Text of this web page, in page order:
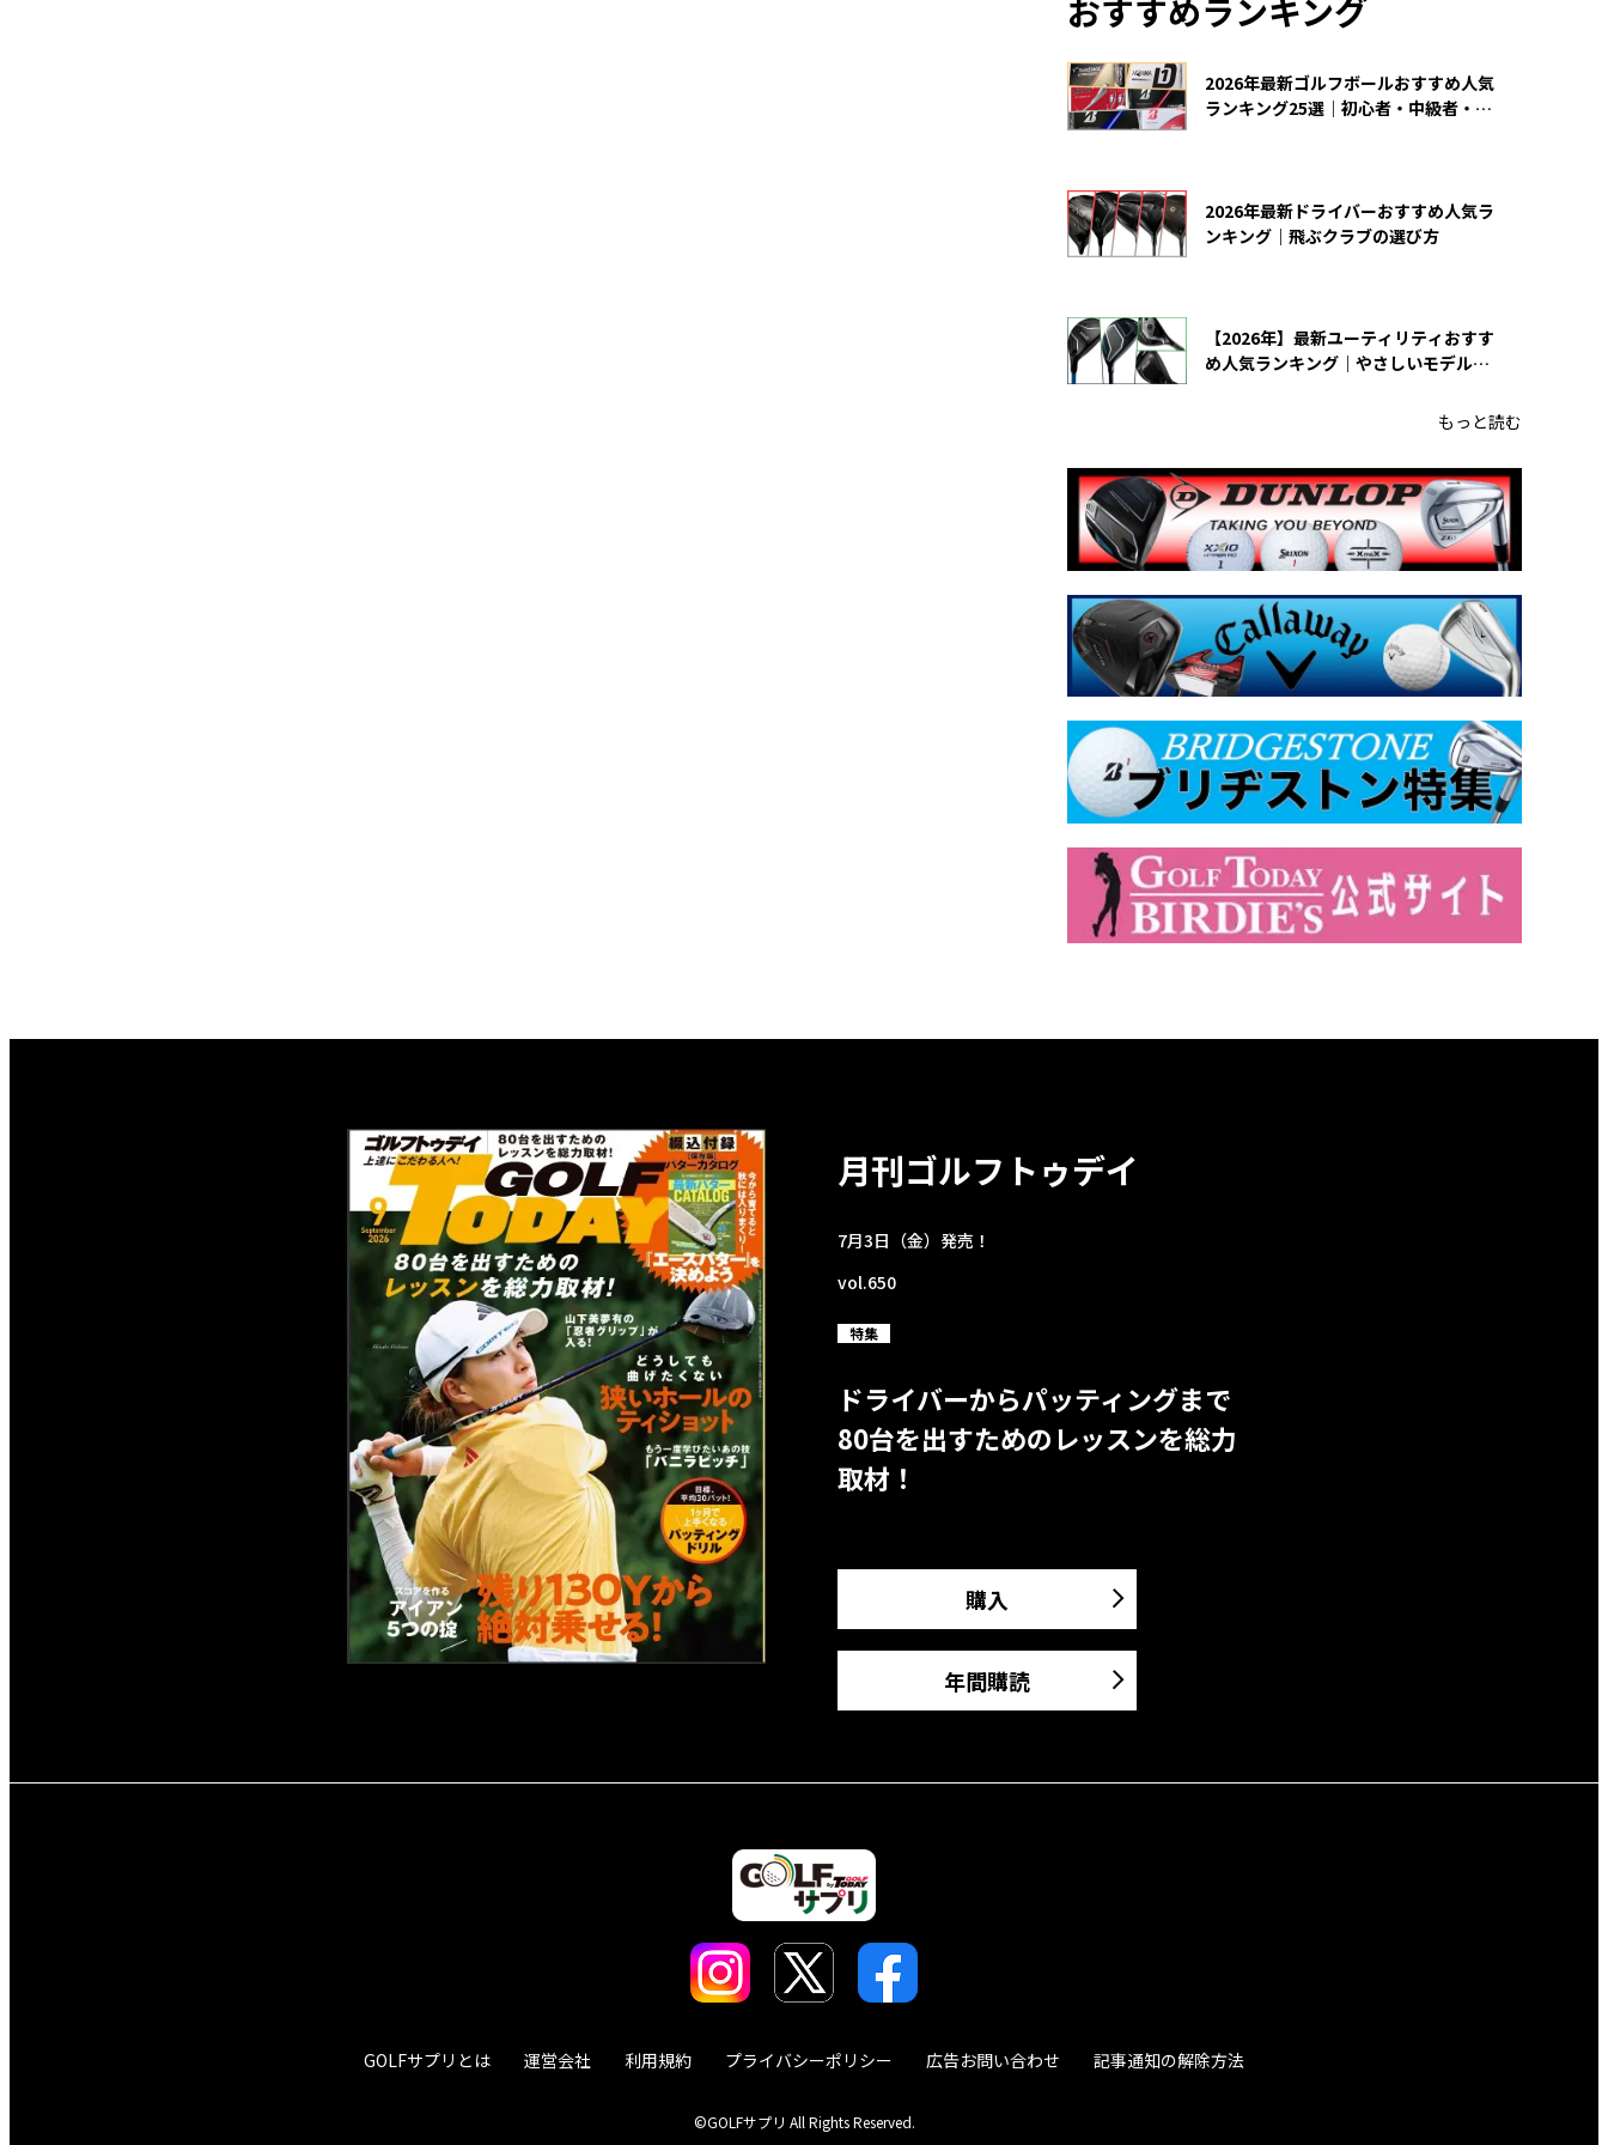
おすすめランキング
2026年最新ゴルフボールおすすめ人気
ランキング25選｜初心者・中級者・上
2026年最新ドライバーおすすめ人気ラ
ンキング｜飛ぶクラブの選び方
【2026年】最新ユーティリティおすす
め人気ランキング｜やさしいモデルの
もっと読む
月刊ゴルフトゥデイ
7月3日（金）発売！
vol.650
特集
ドライバーからパッティングまで
80台を出すためのレッスンを総力
取材！
購入
年間購読
GOLFサプリとは 運営会社 利用規約 プライバシーポリシー 広告お問い合わせ 記事通知の解除方法
©GOLFサプリ All Rights Reserved.